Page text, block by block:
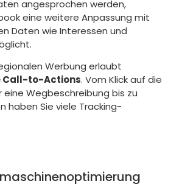
angesprochen werden,
eine weitere Anpassung mit
Daten wie Interessen und
Werbung erlaubt
Call-to-Actions. Vom Klick auf die
Wegbeschreibung bis zu
haben Sie viele Tracking-